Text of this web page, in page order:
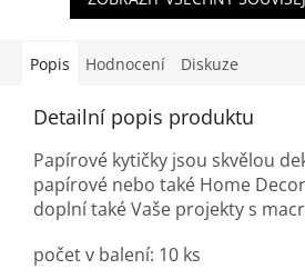
Popis Hodnocení Diskuze
Detailní popis produktu
Papírové kytičky jsou skvělou
papírové nebo také Home
doplní také Vaše projekty s
počet v balení: 10 ks